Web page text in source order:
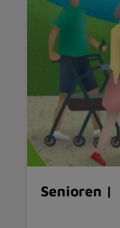
Senioren |